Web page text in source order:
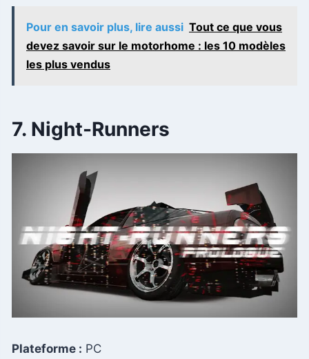
Pour en savoir plus, lire aussi Tout ce que vous
devez savoir sur le motorhome : les 10 modèles
les plus vendus
7. Night-Runners
Plateforme : PC